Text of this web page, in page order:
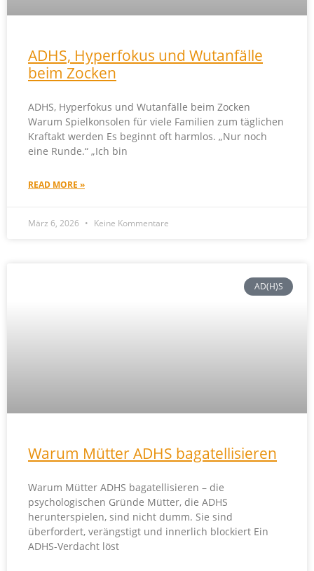
ADHS, Hyperfokus und Wutanfälle
beim Zocken
ADHS, Hyperfokus und Wutanfälle beim Zocken
Warum Spielkonsolen für viele Familien zum täglichen
Kraftakt werden Es beginnt oft harmlos. „Nur noch
eine Runde.“ „Ich bin
READ MORE »
März 6, 2026 Keine Kommentare
AD(H)S
Warum Mütter ADHS bagatellisieren
Warum Mütter ADHS bagatellisieren – die
psychologischen Gründe Mütter, die ADHS
herunterspielen, sind nicht dumm. Sie sind
überfordert, verängstigt und innerlich blockiert Ein
ADHS-Verdacht löst